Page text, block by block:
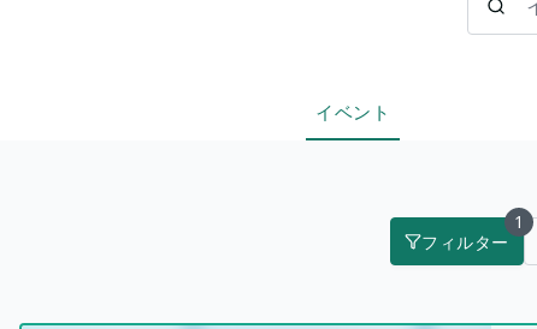
イベント
フィルター
1